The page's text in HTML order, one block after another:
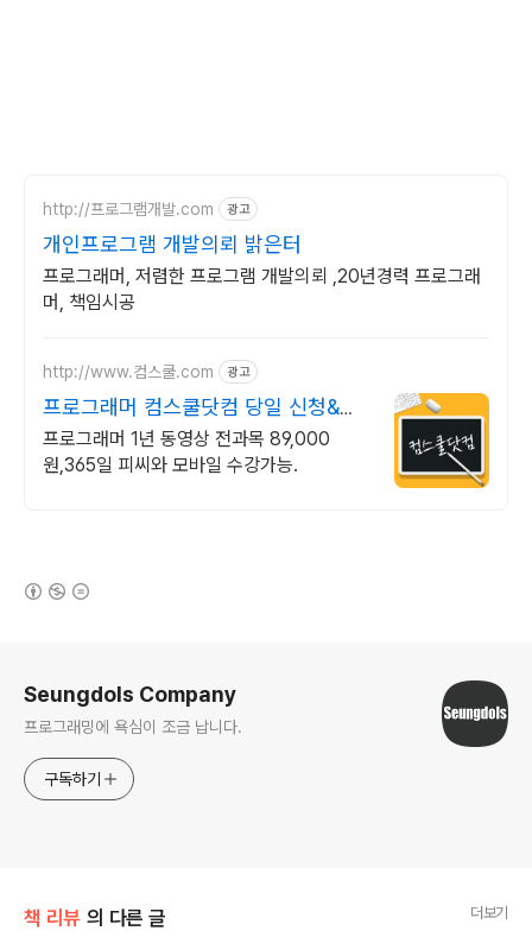
http://프로그램개발.com 광고
개인프로그램 개발의뢰 밝은터
프로그래머, 저렴한 프로그램 개발의뢰 ,20년경력 프로그래
머, 책임시공
http://www.컴스쿨.com 광고
프로그래머 컴스쿨닷컴 당일 신청&결
제시 기프티콘!
프로그래머 1년 동영상 전과목 89,000
원,365일 피씨와 모바일 수강가능.
Seungdols Company
프로그래밍에 욕심이 조금 납니다.
구독하기
책 리뷰 의 다른 글 더보기